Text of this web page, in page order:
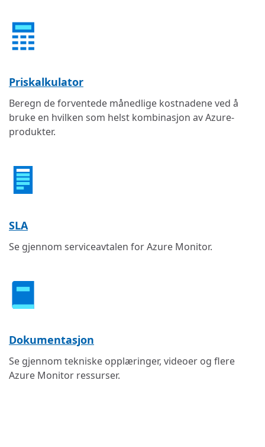
Priskalkulator
Beregn de forventede månedlige kostnadene ved å
bruke en hvilken som helst kombinasjon av Azure-
produkter.
SLA
Se gjennom serviceavtalen for Azure Monitor.
Dokumentasjon
Se gjennom tekniske opplæringer, videoer og flere
Azure Monitor ressurser.